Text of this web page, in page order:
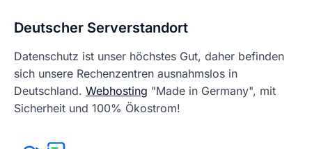
Deutscher Serverstandort
Datenschutz ist unser höchstes Gut, daher befinden
sich unsere Rechenzentren ausnahmslos in
Deutschland. Webhosting "Made in Germany", mit
Sicherheit und 100% Ökostrom!